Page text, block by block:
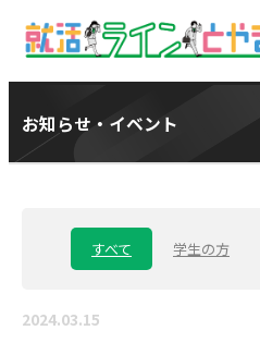
お知らせ・イベント
すべて 学生の方
2024.03.15